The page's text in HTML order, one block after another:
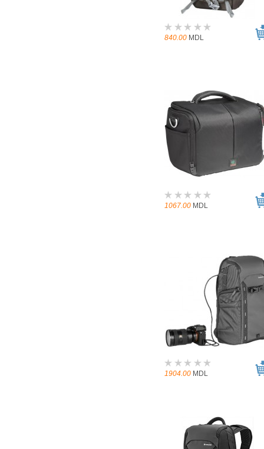
840.00 MDL
1067.00 MDL
1904.00 MDL